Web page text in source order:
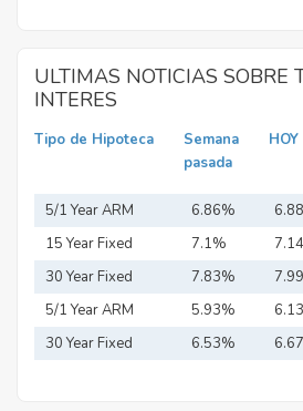
ULTIMAS NOTICIAS SOBRE
INTERES
Tipo de Hipoteca
Semana
pasada
HOY
5/1 Year ARM 6.86%
15 Year Fixed
Mortgage
7.1%
30 Year Fixed
Mortgage
7.83%
5/1 Year ARM
5.93%
30 Year Fixed
6.53%